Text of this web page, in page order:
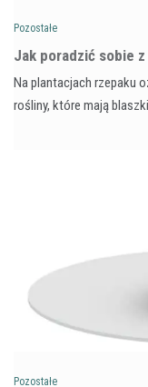
Pozostałe
​Jak poradzić sobie
Na plantacjach rzepaku
rośliny, które mają
Pozostałe